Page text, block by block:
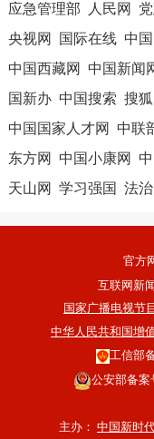
应急管理部
人民网
央视网
国际在线 中
中国西藏网
中国新闻
国新办 中国搜索 搜狐
中国国家人才网
中联
东方网
中国小康网
天山网
学习强国 法治
官方
互联网
国家广播电视节
中华人民共和国增
工信部
公安部备案
主办： 中国新时